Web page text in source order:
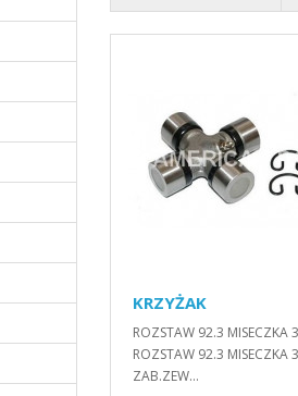
KRZYŻAK
ROZSTAW 92.3 MISECZKA
ROZSTAW 92.3 MISECZKA
ZAB.ZEW...